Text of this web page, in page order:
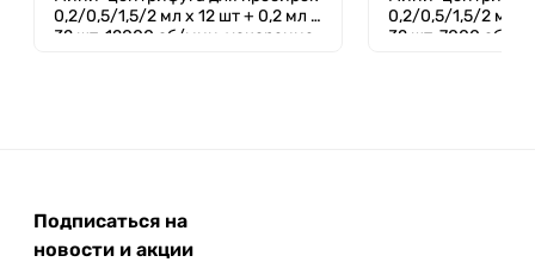
0,2/0,5/1,5/2 мл х 12 шт + 0,2 мл х
32 шт, 12000 об/мин, ускорение
0,2/0,5/1,5/2 мл х
32 шт, 7000 об/
Подписаться на
новости и акции